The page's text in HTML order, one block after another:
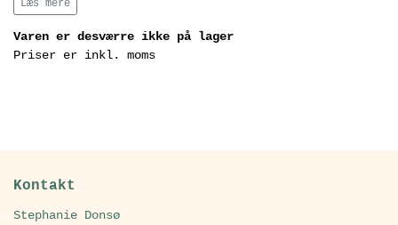
stofrester samt garn. Fyldet er af økologisk dansk
uld og hun har små broderet detaljer i ansigtet og
på tøj.
Læs mere
Varen er desværre ikke på lager
Priser er inkl. moms
Kontakt
Stephanie Donsø